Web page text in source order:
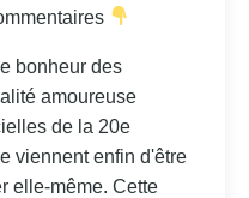
bonheur des
amoureuse
de la 20e
viennent enfin d'être
elle-même. Cette